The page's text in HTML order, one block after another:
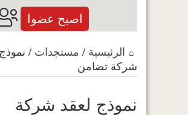
اصبح عضوا
الرئيسية / مستجدات /
شركة تضامن
نموذج لعقد شركة